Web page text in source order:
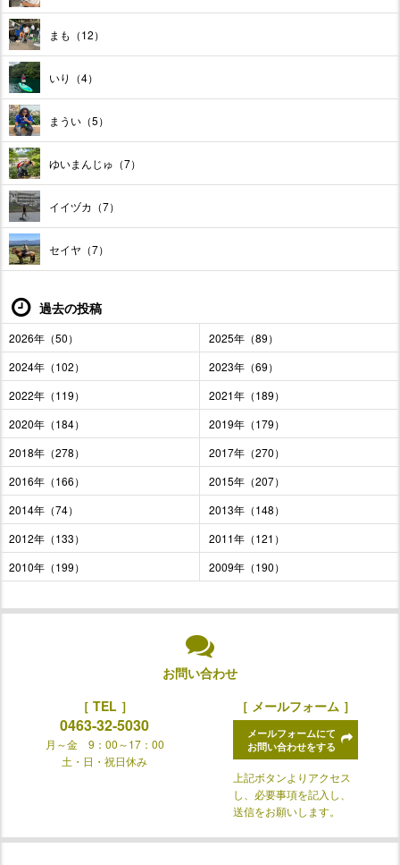
まも（12）
いり（4）
まうい（5）
ゆいまんじゅ（7）
イイヅカ（7）
セイヤ（7）
過去の投稿
2026年（50）
2025年（89）
2024年（102）
2023年（69）
2022年（119）
2021年（189）
2020年（184）
2019年（179）
2018年（278）
2017年（270）
2016年（166）
2015年（207）
2014年（74）
2013年（148）
2012年（133）
2011年（121）
2010年（199）
2009年（190）
お問い合わせ
［ TEL ］
0463-32-5030
月～金 9：00～17：00
土・日・祝日休み
［ メールフォーム ］
メールフォームにて
お問い合わせをする
上記ボタンよりアクセス
し、必要事項を記入し、
送信をお願いします。